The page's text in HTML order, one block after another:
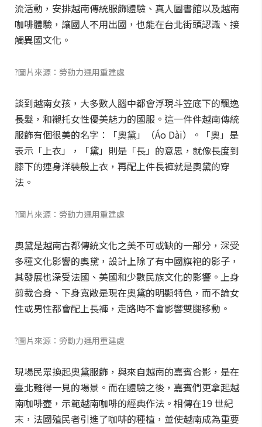
流活動，安排越南傳統服飾體驗、真人圖書館以及越南
咖啡體驗，讓國人不用出國，也能在台北街頭認識、接
觸異國文化。
?圖片來源：勞動力運用重建處
談到越南女孩，大多數人腦中都會浮現斗笠底下的飄逸
長髮，和襯托女性優美魅力的國服。這一件件越南傳統
服飾有個很美的名字：「奧黛」（Áo Dài）。「奧」是
表示「上衣」，「黛」則是「長」的意思，就像長度到
膝下的連身洋裝般上衣，再配上件長褲就是奧黛的穿
法。
?圖片來源：勞動力運用重建處
奧黛是越南古都傳統文化之美不可或缺的一部分，深受
多種文化影響的奧黛，設計上除了有中國旗袍的影子，
其發展也深受法國、美國和少數民族文化的影響。上身
剪裁合身、下身寬敞是現在奧黛的明顯特色，而不論女
性或男性都會配上長褲，走路時不會影響雙腿移動。
?圖片來源：勞動力運用重建處
現場民眾換起奧黛服飾，與來自越南的嘉賓合影，是在
臺北難得一見的場景。而在體驗之後，嘉賓們更拿起越
南咖啡壺，示範越南咖啡的經典作法。相傳在19 世紀
末，法國殖民者引進了咖啡的種植，並使越南成為重要